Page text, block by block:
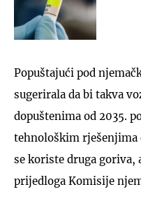
Popuštajući pod
sugerirala da bi takva
dopuštenima od 2035.
tehnološkim rješenjima
se koriste druga goriva,
prijedloga Komisije